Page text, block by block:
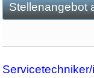
Stellenangebot